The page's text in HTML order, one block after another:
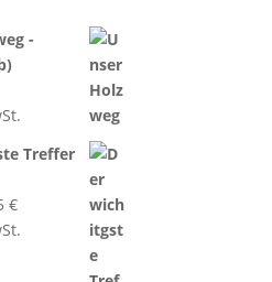
-
Treffer
€Aktueller
Preis